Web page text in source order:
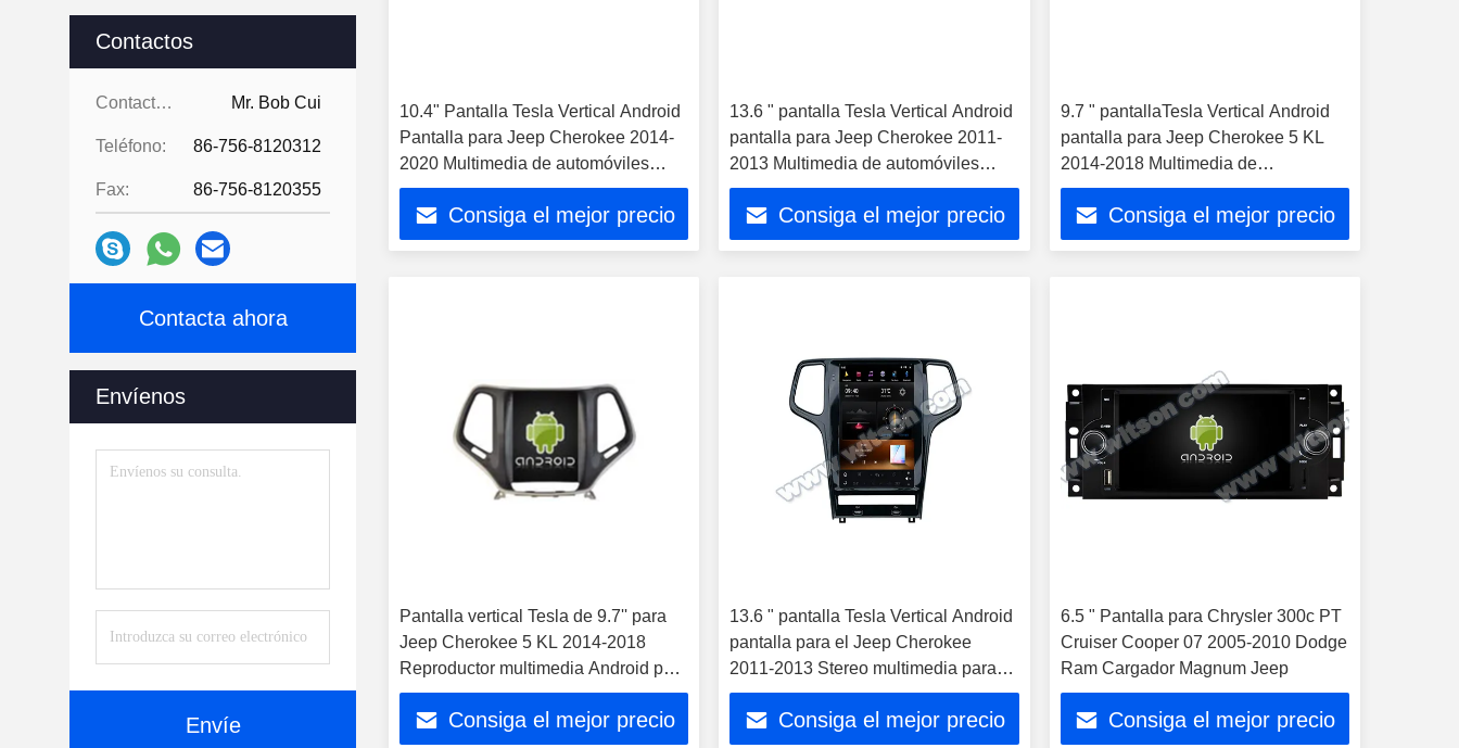
Contactos
Contactos: Mr. Bob Cui
Teléfono: 86-756-8120312
Fax: 86-756-8120355
Contacta ahora
Envíenos
Envíe
10.4" Pantalla Tesla Vertical Android
Pantalla para Jeep Cherokee 2014-
2020 Multimedia de automóviles
Estéreo GPS Jugador de Carplay
Consiga el mejor precio
13.6 " pantalla Tesla Vertical Android
pantalla para Jeep Cherokee 2011-
2013 Multimedia de automóviles
estéreo GPS Carplay Player
Consiga el mejor precio
9.7 " pantallaTesla Vertical Android
pantalla para Jeep Cherokee 5 KL
2014-2018 Multimedia de
automóviles Stereo GPS Carplay
PlayerConsiga el mejor precio
Pantalla vertical Tesla de 9.7'' para
Jeep Cherokee 5 KL 2014-2018
Reproductor multimedia Android para
coche
Consiga el mejor precio
13.6 " pantalla Tesla Vertical Android
pantalla para el Jeep Cherokee
2011-2013 Stereo multimedia para
automóviles
Consiga el mejor precio
6.5 " Pantalla para Chrysler 300c PT
Cruiser Cooper 07 2005-2010 Dodge
Ram Cargador Magnum Jeep
Consiga el mejor precio